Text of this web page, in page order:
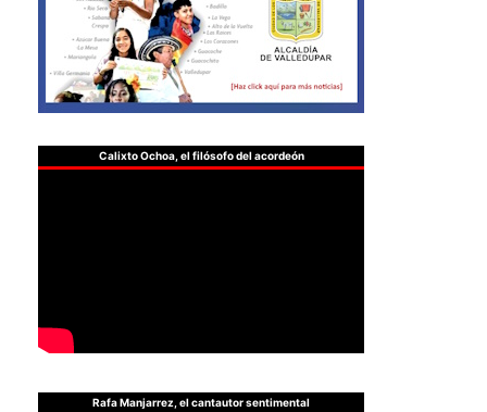
Calixto Ochoa, el filósofo del acordeón
Rafa Manjarrez, el cantautor sentimental